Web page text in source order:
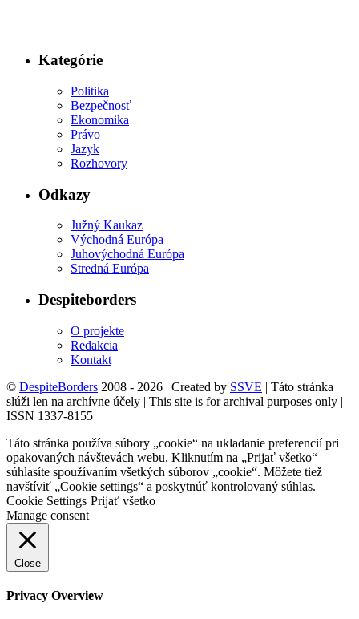
Kategórie
Politika
Bezpečnosť
Ekonomika
Právo
Jazyk
Rozhovory
Odkazy
Južný Kaukaz
Východná Európa
Juhovýchodná Európa
Stredná Európa
Despiteborders
O projekte
Redakcia
Kontakt
© DespiteBorders 2008 - 2026 | Created by SSVE | Táto stránka
slúži len na archívne účely | This site is for archival purposes only |
ISSN 1337-8155
Táto stránka používa súbory „cookie“ na ukladanie preferencií pri
opakovaných návštevách webu. Kliknutím na „Prijať všetko“
súhlasíte spoužívaním všetkých súborov „cookie“. Môžete tiež
navštíviť „Cookie settings“ a poskytnúť kontrolovaný súhlas.
Cookie Settings Prijať všetko
Manage consent
Close
Privacy Overview